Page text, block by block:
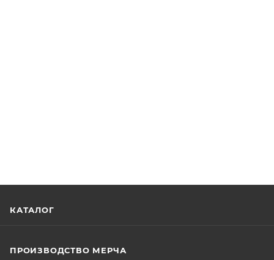
КАТАЛОГ
ПРОИЗВОДСТВО МЕРЧА